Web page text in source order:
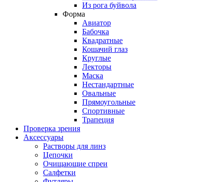
Из рога буйвола
Форма
Авиатор
Бабочка
Квадратные
Кошачий глаз
Круглые
Лекторы
Маска
Нестандартные
Овальные
Прямоугольные
Спортивные
Трапеция
Проверка зрения
Аксессуары
Растворы для линз
Цепочки
Очищающие спреи
Салфетки